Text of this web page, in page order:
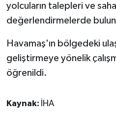
yolcuların talepleri ve
değerlendirmelerde
Havamaş'ın bölgedeki
geliştirmeye yönelik
öğrenildi.
Kaynak: İHA
Kadın
KÜLTÜR SANAT
MAGAZİN